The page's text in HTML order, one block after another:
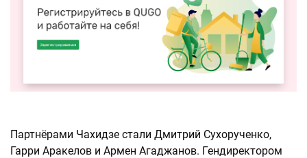
Партнёрами Чахидзе стали Дмитрий Сухорученко,
Гарри Аракелов и Армен Агаджанов. Гендиректором